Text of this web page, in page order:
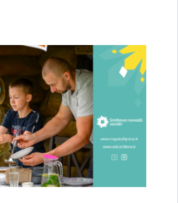
bija noderīga?
atsauksmi